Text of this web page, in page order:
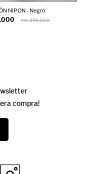
NIPON - Negro
PYG 299.000
compra!